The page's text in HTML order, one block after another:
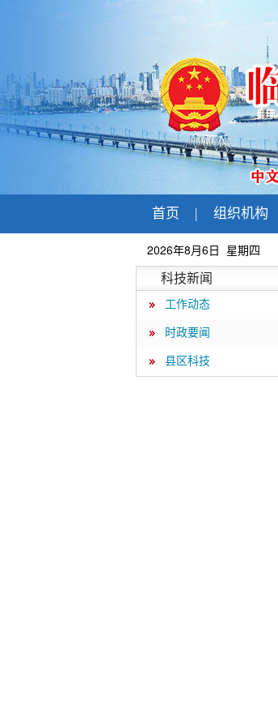
首页 | 组织机构
2026年8月6日 星期四
科技新闻
工作动态
时政要闻
县区科技